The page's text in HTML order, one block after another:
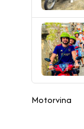
Motorvina